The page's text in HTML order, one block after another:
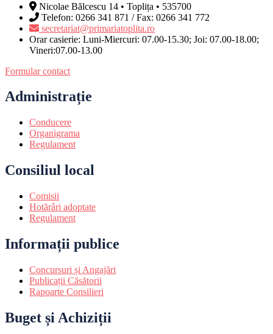
Nicolae Bălcescu 14 • Toplița • 535700
Telefon: 0266 341 871 / Fax: 0266 341 772
secretariat@primariatoplita.ro
Orar casierie: Luni-Miercuri: 07.00-15.30; Joi: 07.00-18.00;
Vineri:07.00-13.00
Formular contact
Administrație
Conducere
Organigrama
Regulament
Consiliul local
Comisii
Hotărâri adoptate
Regulament
Informații publice
Concursuri și Angajări
Publicații Căsătorii
Rapoarte Consilieri
Buget și Achiziții